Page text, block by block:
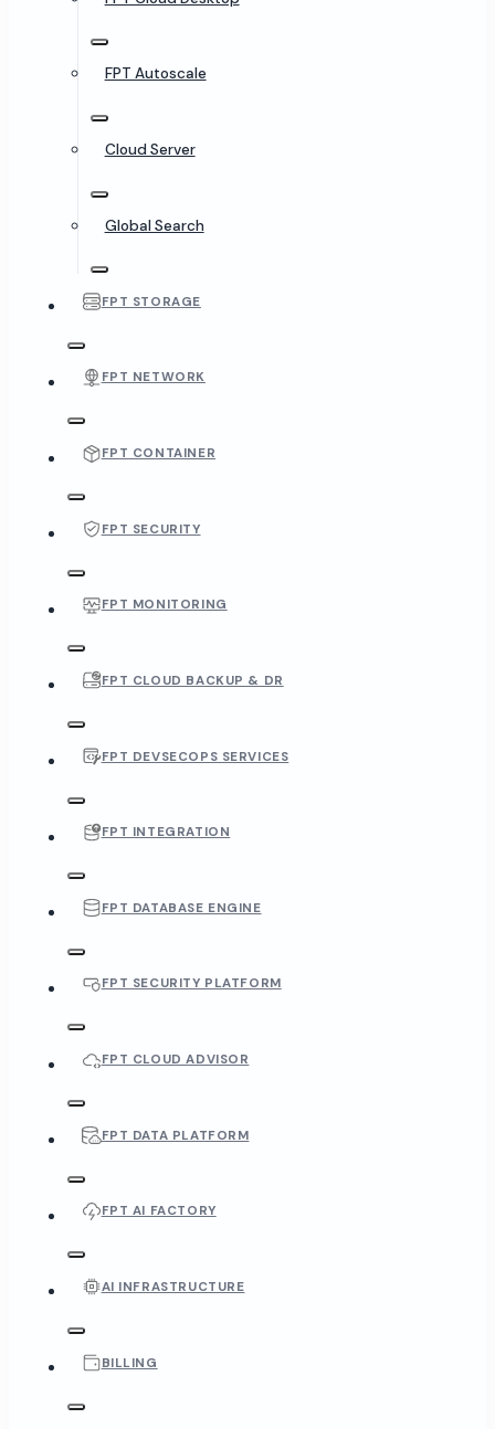
FPT Autoscale
Cloud Server
Global Search
FPT STORAGE
FPT NETWORK
FPT CONTAINER
FPT SECURITY
FPT MONITORING
FPT CLOUD BACKUP & DR
FPT DEVSECOPS SERVICES
FPT INTEGRATION
FPT DATABASE ENGINE
FPT SECURITY PLATFORM
FPT CLOUD ADVISOR
FPT DATA PLATFORM
FPT AI FACTORY
AI INFRASTRUCTURE
BILLING